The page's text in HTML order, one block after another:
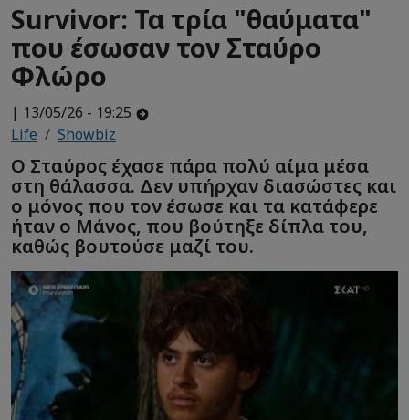
Survivor: Τα τρία "θαύματα"
που έσωσαν τον Σταύρο
Φλώρο
| 13/05/26 - 19:25
Life
Showbiz
Ο Σταύρος έχασε πάρα πολύ αίμα μέσα
στη θάλασσα. Δεν υπήρχαν διασώστες και
ο μόνος που τον έσωσε και τα κατάφερε
ήταν ο Μάνος, που βούτηξε δίπλα του,
καθώς βουτούσε μαζί του.